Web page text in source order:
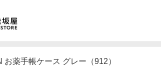
お薬手帳ケース グレー（912）